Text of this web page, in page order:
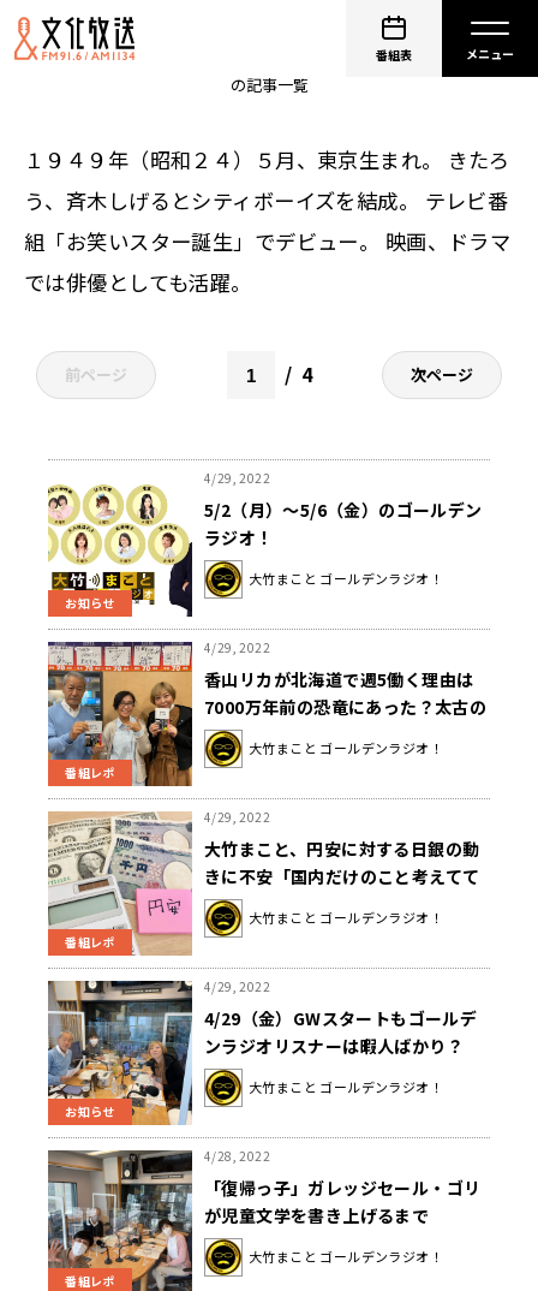
番組表
の記事一覧
１９４９年（昭和２４）５月、東京生まれ。 きたろ
う、斉木しげるとシティボーイズを結成。 テレビ番
組「お笑いスター誕生」でデビュー。 映画、ドラマ
では俳優としても活躍。
前ページ 4 次ページ
お知らせ
4/29, 2022
5/2（月）～5/6（金）のゴールデン
ラジオ！
大竹まこと ゴールデンラジオ！
番組レポ
4/29, 2022
香山リカが北海道で週5働く理由は
7000万年前の恐竜にあった？太古の
ロマン理解できない大竹「それ楽し
い？」
大竹まこと ゴールデンラジオ！
番組レポ
4/29, 2022
大竹まこと、円安に対する日銀の動
きに不安「国内だけのこと考えてて
やってて大丈夫なのか」
大竹まこと ゴールデンラジオ！
お知らせ
4/29, 2022
4/29（金）GWスタートもゴールデ
ンラジオリスナーは暇人ばかり？
大竹まこと ゴールデンラジオ！
番組レポ
4/28, 2022
「復帰っ子」ガレッジセール・ゴリ
が児童文学を書き上げるまで
大竹まこと ゴールデンラジオ！